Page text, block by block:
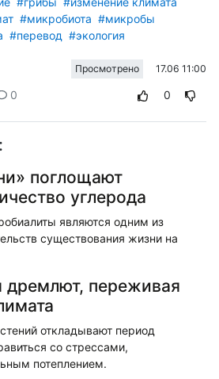
#микробиота #микробы
#перевод #экология
Просмотрено 17.06 11:00
0 0
поглощают
углерода
являются одним из
существования жизни на
дремлют, переживая
откладывают период
со стрессами,
потеплением.